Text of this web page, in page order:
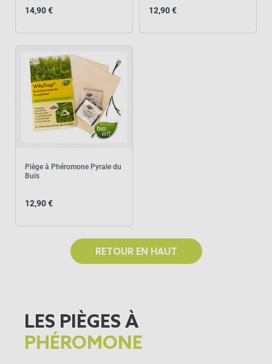
14,90 € 12,90 €
Piège à Phéromone Pyrale du
Buis
12,90 €
RETOUR EN HAUT
LES PIÈGES À
PHÉROMONE